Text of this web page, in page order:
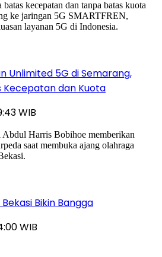
Unlimited 5G di Semarang,
dan Kuota
WIB
Bikin Bangga
WIB